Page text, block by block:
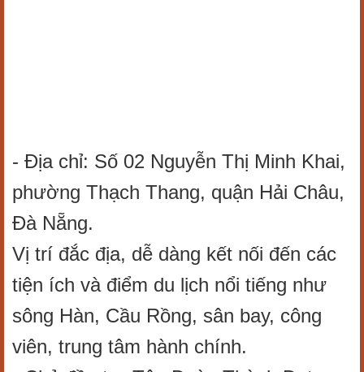
- Địa chỉ: Số 02 Nguyễn Thị Minh Khai,
phường Thạch Thang, quận Hải Châu,
Đà Nẵng.
Vị trí đắc địa, dễ dàng kết nối đến các
tiện ích và điểm du lịch nổi tiếng như
sông Hàn, Cầu Rồng, sân bay, công
viên, trung tâm hành chính.